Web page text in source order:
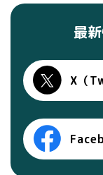
最
X（